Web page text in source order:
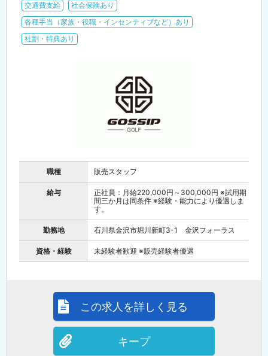
交通費支給
社会保険あり
各種手当（家族・役職・インセンティブなど）あり
社割・特典あり
職種 販売スタッフ
給与
正社員：月給220,000円～300,000円 ※試用期
間三か月は同条件 ※経験・能力により優遇しま
す。
勤務地 石川県金沢市堀川新町3-1 金沢フォーラス
資格・経験 未経験者歓迎 ※販売経験者優遇
この求人を詳しく見る
キープ